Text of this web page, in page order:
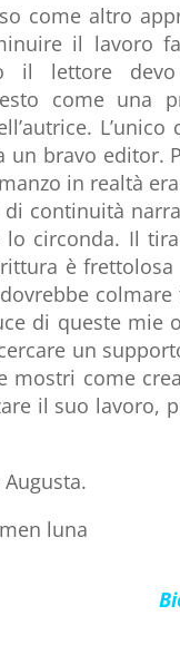
come altro
il lavoro
il lettore
come una
un bravo editor.
in realtà
continuità
lo circonda. Il
è
di queste mie
un
mostri come
il suo